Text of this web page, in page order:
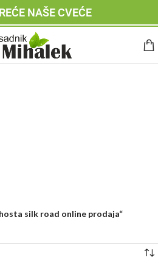
NAŠE CVEĆE
silk road online prodaja“